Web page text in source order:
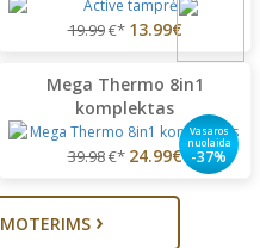
19.99€* 13.99€
Mega Thermo 8in1
komplektas
Vasaros
nuolaida
-37%
39.98€* 24.99€
›